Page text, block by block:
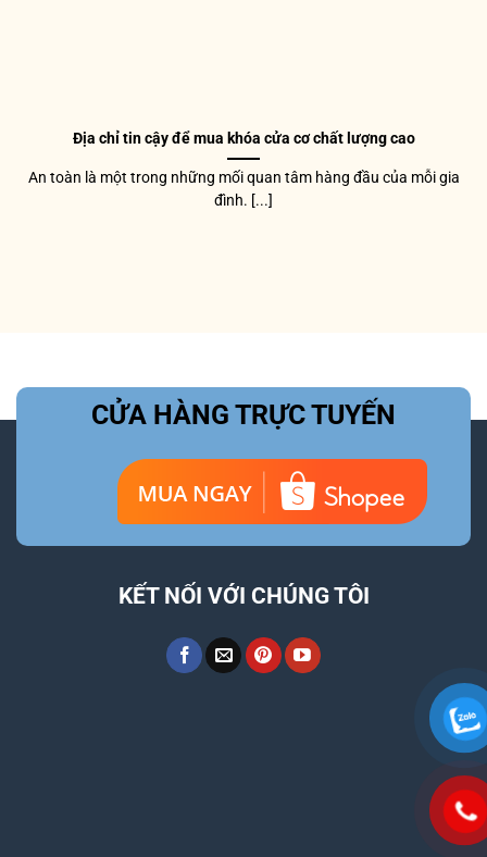
Địa chỉ tin cậy để mua khóa cửa cơ chất lượng cao
An toàn là một trong những mối quan tâm hàng đầu của mỗi gia
đình. [...]
CỬA HÀNG TRỰC TUYẾN
KẾT NỐI VỚI CHÚNG TÔI